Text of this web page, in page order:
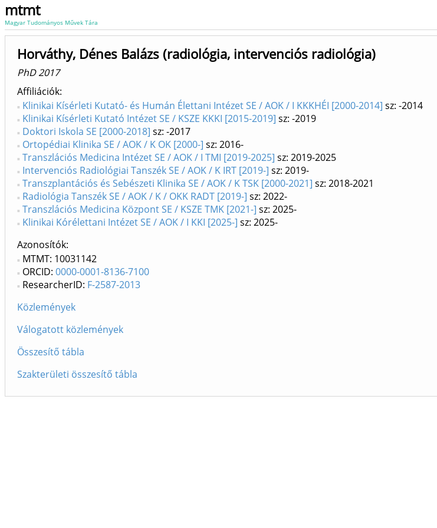
mtmt
Magyar Tudományos Művek Tára
Horváthy, Dénes Balázs (radiológia, intervenciós radiológia)
PhD 2017
Affiliációk
Klinikai Kísérleti Kutató- és Humán Élettani Intézet SE / AOK / I KKKHÉI [2000-2014] sz: -2014
Klinikai Kísérleti Kutató Intézet SE / KSZE KKKI [2015-2019] sz: -2019
Doktori Iskola SE [2000-2018] sz: -2017
Ortopédiai Klinika SE / AOK / K OK [2000-] sz: 2016-
Transzlációs Medicina Intézet SE / AOK / I TMI [2019-2025] sz: 2019-2025
Intervenciós Radiológiai Tanszék SE / AOK / K IRT [2019-] sz: 2019-
Transzplantációs és Sebészeti Klinika SE / AOK / K TSK [2000-2021] sz: 2018-2021
Radiológia Tanszék SE / AOK / K / OKK RADT [2019-] sz: 2022-
Transzlációs Medicina Központ SE / KSZE TMK [2021-] sz: 2025-
Klinikai Kórélettani Intézet SE / AOK / I KKI [2025-] sz: 2025-
Azonosítók
MTMT: 10031142
ORCID: 0000-0001-8136-7100
ResearcherID: F-2587-2013
Közlemények
Válogatott közlemények
Összesítő tábla
Szakterületi összesítő tábla